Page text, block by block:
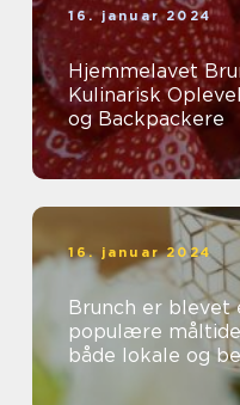
16. januar 2024
Hjemmelavet
Kulinarisk
og Backpackere
16. januar 2024
Brunch er blevet
populære
både lokale og
mange